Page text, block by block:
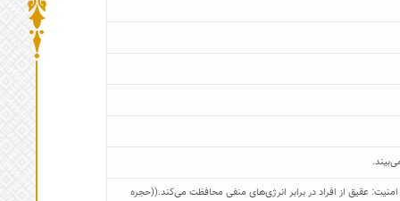
عقیق از افراد در برابر انرژی‌های منفی محافظت می‌کند.((حجره